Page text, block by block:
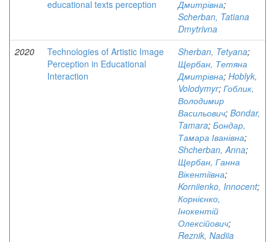
educational texts perception
Дмитрівна;
Scherban, Tatiana
Dmytrivna
2020
Technologies of Artistic Image
Perception in Educational
Interaction
Sherban, Tetуana;
Щербан, Тетяна
Дмитрівна; Hoblyk,
Volodymyr; Гоблик,
Володимир
Васильович; Bondar,
Tamara; Бондар,
Тамара Іванівна;
Shcherban, Anna;
Щербан, Ганна
Вікентіївна;
Korniienko, Innocent;
Корнієнко,
Інокентій
Олексійович;
Reznik, Nadiia